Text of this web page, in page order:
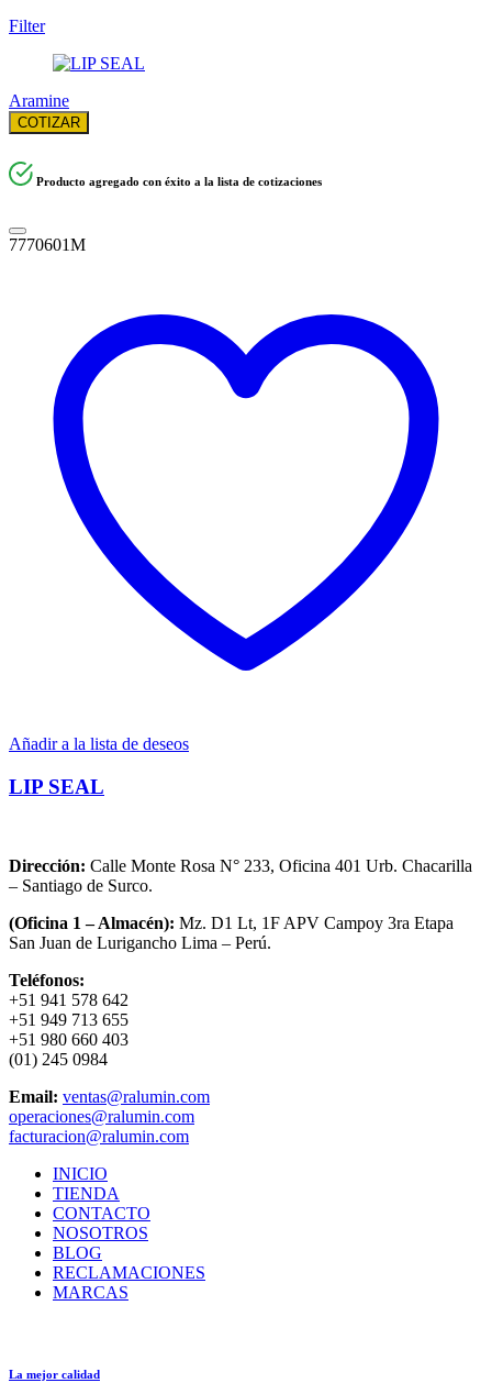
Filter
Aramine
COTIZAR
Producto agregado con éxito a la lista de cotizaciones
7770601M
Añadir a la lista de deseos
LIP SEAL
Dirección: Calle Monte Rosa N° 233, Oficina 401 Urb. Chacarilla
– Santiago de Surco.
(Oficina 1 – Almacén): Mz. D1 Lt, 1F APV Campoy 3ra Etapa
San Juan de Lurigancho Lima – Perú.
Teléfonos:
+51 941 578 642
+51 949 713 655
+51 980 660 403
(01) 245 0984
Email: ventas@ralumin.com
operaciones@ralumin.com
facturacion@ralumin.com
INICIO
TIENDA
CONTACTO
NOSOTROS
BLOG
RECLAMACIONES
MARCAS
La mejor calidad